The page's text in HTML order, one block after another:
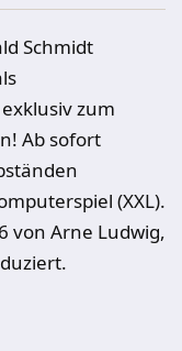
Schmidt
zum
Ab sofort
(XXL).
von Arne Ludwig,